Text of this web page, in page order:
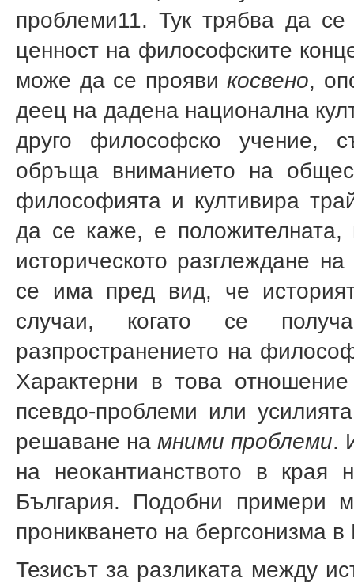
проблеми11. Тук трябва да
ценност на философските
може да се проявикосвено,
деец на дадена национална
друго философско учение,
обръща вниманието на
философията и култивира
да се каже, е положителната,
историческото разглеждане
се има пред вид, че
случаи, когато се
разпространението на
Характерни в това
псевдо-проблеми или
решаване на мними проблеми.
на неокантианството в
България. Подобни примери
проникването на бергсонизма
Тезисът за разликата между